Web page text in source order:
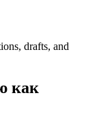
drafts, and
как